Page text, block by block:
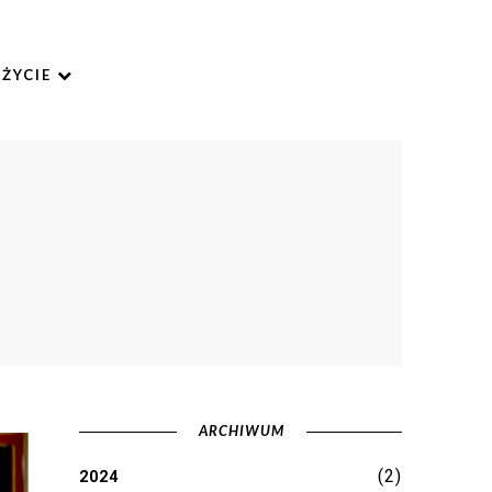
ŻYCIE
ARCHIWUM
2024 (2)